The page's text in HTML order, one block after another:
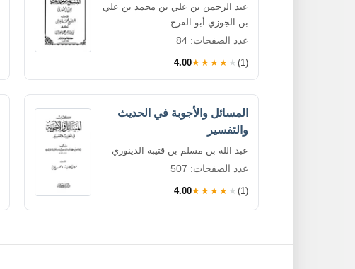
عبد الرحمن بن علي بن محمد بن علي
بن الجوزي أبو الفرج
عدد الصفحات: 84
4.00★★★★★ (1)
المسائل والأجوبة في الحديث
والتفسير
عبد الله بن مسلم بن قتيبة الدينوري
عدد الصفحات: 507
4.00★★★★★ (1)